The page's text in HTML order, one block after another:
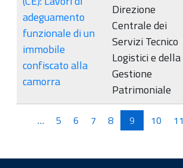
adeguamento
funzionale di un
immobile
confiscato alla
camorra
Direzione
Centrale dei
Servizi Tecnico
Logistici e della
Gestione
Patrimoniale
… 5 6 7 8 9 10 11